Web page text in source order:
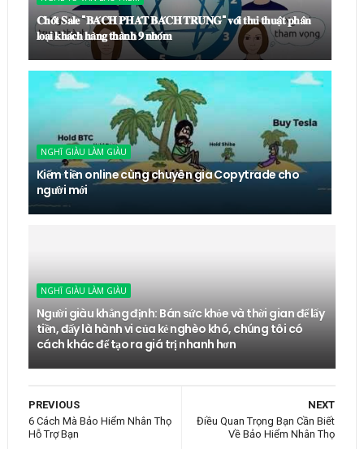
𝐂𝐡𝐨̂́𝐭 𝐒𝐚𝐥𝐞 "𝐁𝐀́𝐂𝐇 𝐏𝐇𝐀́𝐓 𝐁𝐀́𝐂𝐇 𝐓𝐑𝐔́𝐍𝐆" 𝐯𝐨̛́𝐢 𝐭𝐡𝐮̉ 𝐭𝐡𝐮𝐚̣̂𝐭 𝐩𝐡𝐚̂𝐧
𝐥𝐨𝐚̣𝐢 𝐤𝐡𝐚́𝐜𝐡 𝐡𝐚̀𝐧𝐠 𝐭𝐡𝐚̀𝐧𝐡 𝟗 𝐧𝐡𝐨́𝐦
NGHĨ GIÀU LÀM GIÀU
Kiếm tiền online cùng chuyên gia Copytrade cho
người mới
NGHĨ GIÀU LÀM GIÀU
Người giàu khẳng định: Bán sức khỏe và thời gian để lấy
tiền, đấy là hành vi của kẻ nghèo khó, chúng tôi có
cách khác để tạo ra giá trị nhanh hơn
NEXT
Điều Quan Trọng Bạn Cần Biết
Về Bảo Hiểm Nhân Thọ
PREVIOUS
6 Cách Mà Bảo Hiểm Nhân Thọ
Hỗ Trợ Bạn